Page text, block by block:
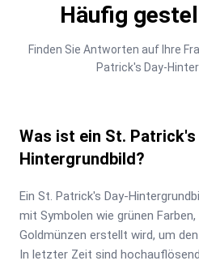
Häufig
Finden Sie Antworten auf Ihre
Patrick's Day-
Was ist ein St. Patrick's
Hintergrundbild?
Ein St. Patrick's Day-
mit Symbolen wie grünen
Goldmünzen erstellt wird, um
In letzter Zeit sind